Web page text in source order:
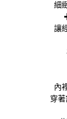
細
讓
內
穿